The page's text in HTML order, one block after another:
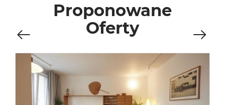
Proponowane
Oferty